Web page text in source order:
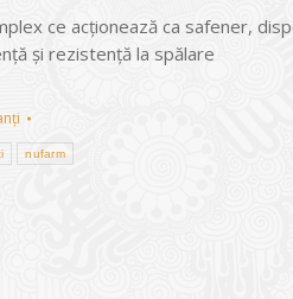
ce acţionează ca safener,
şi rezistenţă la spălare
nufarm